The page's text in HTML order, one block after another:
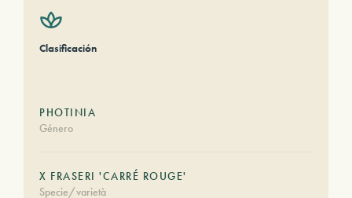
Clasificación
PHOTINIA
Género
X FRASERI 'CARRÉ ROUGE'
Specie/varietà